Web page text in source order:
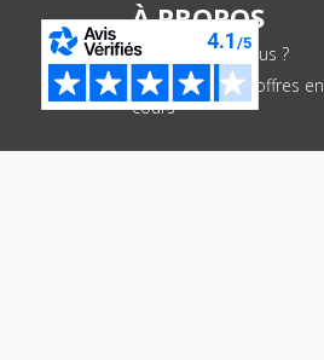
À PROPOS
Qui sommes-nous ?
Conditions des offres en
cours